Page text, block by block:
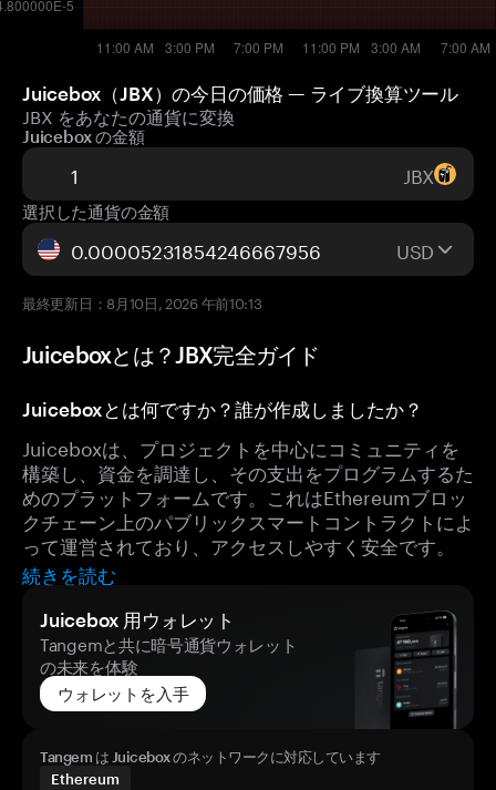
Juicebox（JBX）の今日の価格 — ライブ換算ツール
JBX をあなたの通貨に変換
Juicebox の金額
JBX
選択した通貨の金額
USD
最終更新日：8月10日, 2026 午前10:13
Juiceboxとは？JBX完全ガイド
Juiceboxとは何ですか？誰が作成しましたか？
Juiceboxは、プロジェクトを中心にコミュニティを
構築し、資金を調達し、その支出をプログラムするた
めのプラットフォームです。これはEthereumブロッ
クチェーン上のパブリックスマートコントラクトによ
って運営されており、アクセスしやすく安全です。
続きを読む
Juicebox 用ウォレット
Tangemと共に暗号通貨ウォレット
の未来を体験
ウォレットを入手
Tangem は Juicebox のネットワークに対応しています
Ethereum